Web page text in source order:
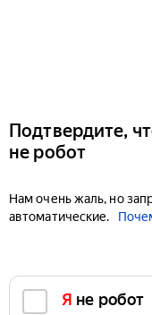
Подтвердите,
не робот
Нам очень жаль, но
автоматические.
Я не робот